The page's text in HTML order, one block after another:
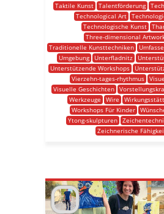
Taktile Kunst Talentförderung
Technological Art
Technologische Kunst
Three-dimensional
Traditionelle Kunsttechniken
Umgebung
Unterfladnitz
Unterstützende Workshops
Vierzehn-tages-rhythmus
Visuelle Geschichten
Werkzeuge
Wire
Workshops Für Kinder
Ytong-skulpturen
Zeichnerische